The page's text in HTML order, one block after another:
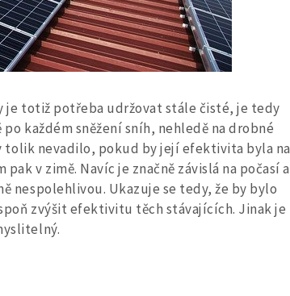
je totiž potřeba udržovat stále čisté, je tedy
každém sněžení sníh, nehledě na drobné
tolik nevadilo, pokud by její efektivita byla na
v zimě. Navíc je značně závislá na počasí a
nespolehlivou. Ukazuje se tedy, že by bylo
zvýšit efektivitu těch stávajících. Jinak je